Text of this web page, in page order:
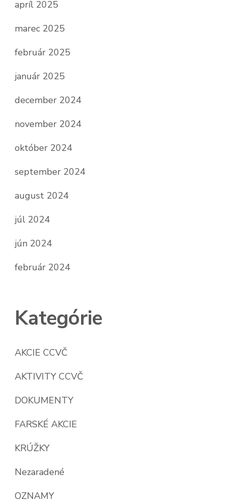
apríl 2025
marec 2025
február 2025
január 2025
december 2024
november 2024
október 2024
september 2024
august 2024
júl 2024
jún 2024
február 2024
Kategórie
AKCIE CCVČ
AKTIVITY CCVČ
DOKUMENTY
FARSKÉ AKCIE
KRÚŽKY
Nezaradené
OZNAMY